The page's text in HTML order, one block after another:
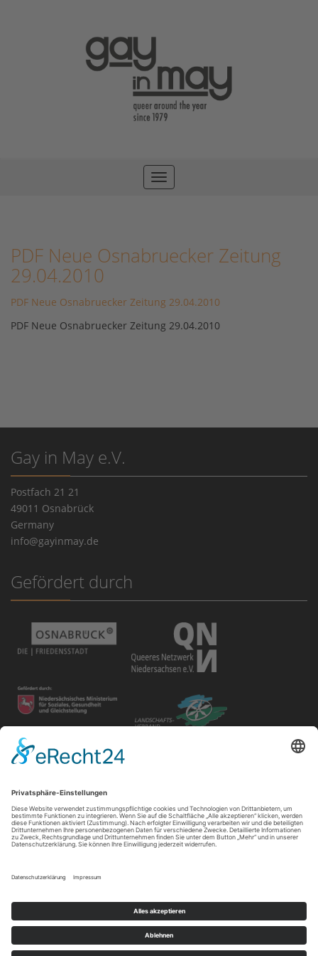
Toggle
PDF Neue Osnabruecker Zeitung
29.04.2010
PDF Neue Osnabruecker Zeitung 29.04.2010
PDF Neue Osnabruecker Zeitung 29.04.2010
Gay in May e.V.
Postfach 21 21
49011 Osnabrück
Germany
info@gayinmay.de
Gefördert durch
Disclaimer
Der Gay in May e.V. bietet unterschiedlichen Gruppen und
für ihre Inhalte tragen die Veranstalter*innen.
Datenschutz|